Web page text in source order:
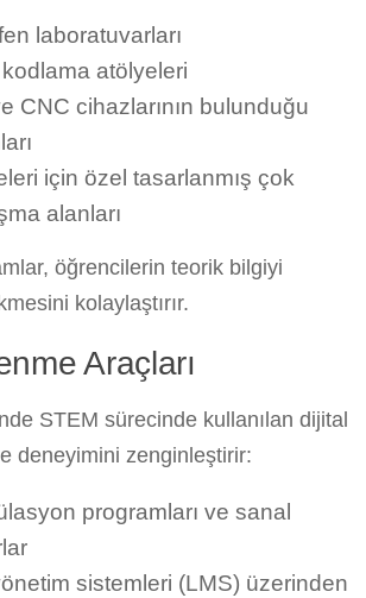
laboratuvarları
atölyeleri
CNC cihazlarının bulunduğu
için özel tasarlanmış çok
alanları
öğrencilerin teorik bilgiyi
kolaylaştırır.
Araçları
STEM sürecinde kullanılan dijital
deneyimini zenginleştirir:
programları ve sanal
sistemleri (LMS) üzerinden